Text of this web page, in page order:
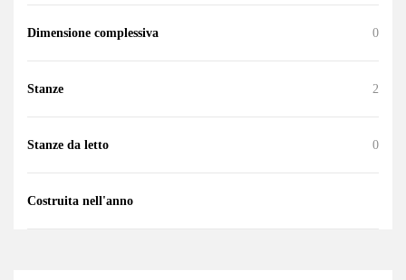
Dimensione complessiva 0
Stanze 2
Stanze da letto 0
Costruita nell'anno